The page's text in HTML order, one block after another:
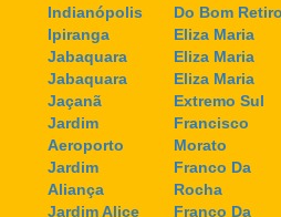
Indianópolis
Ipiranga
Jabaquara
Jabaquara
Jaçanã
Jardim
Aeroporto
Jardim
Aliança
Jardim Alice
Do Bom Retiro
Eliza Maria
Eliza Maria
Eliza Maria
Extremo Sul
Francisco
Morato
Franco Da
Rocha
Franco Da